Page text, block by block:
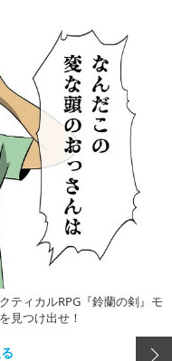
ティカルRPG『鈴蘭の剣』モ
見つけ出せ！